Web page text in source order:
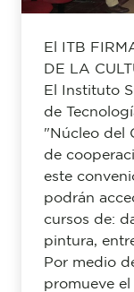
El ITB
DE LA
El Instituto
de
"Núcleo del
de
este
podrán
cursos de:
pintura,
Por medio
promueve